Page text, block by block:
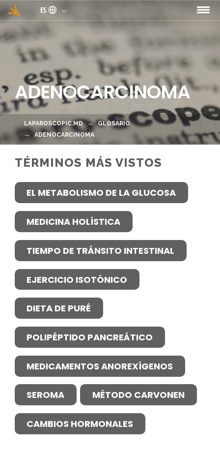
Pasar al contenido principal
ES
ADENOCARCINOMA
LAPAROSCOPIC.MD
GLOSARIO
ADENOCARCINOMA
TÉRMINOS MÁS VISTOS
EL METABOLISMO DE LA GLUCOSA
MEDICINA HOLÍSTICA
TIEMPO DE TRÁNSITO INTESTINAL
EJERCICIO ISOTÓNICO
DIETA DE PURÉ
POLIPÉPTIDO PANCREÁTICO
MEDICAMENTOS ANOREXÍGENOS
SEROMA MÉTODO CARVONEN
CAMBIOS HORMONALES